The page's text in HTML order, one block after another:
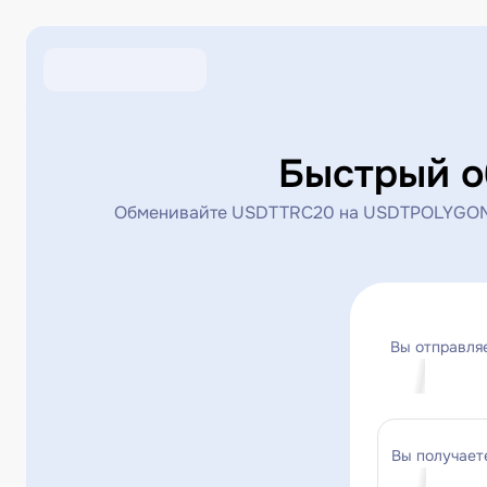
Быстрый
Обменивайте USDTTRC20 на
Вы
Вы